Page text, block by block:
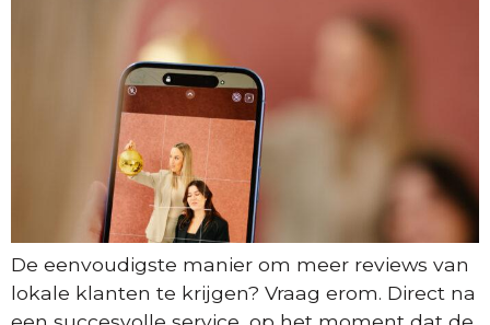
De eenvoudigste manier om meer reviews van
lokale klanten te krijgen? Vraag erom. Direct na